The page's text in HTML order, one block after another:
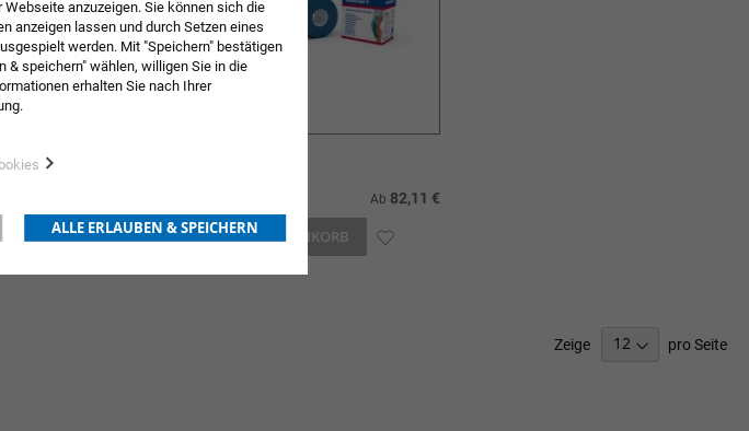
ZUR
WUNSCHLISTE
Ab 82,11 €
IN DEN WARENKORB
Zeige
pro Seite
anzuzeigen. Sie können sich die
anzeigen lassen und durch Setzen eines
werden. Mit "Speichern" bestätigen
& speichern" wählen, willigen Sie in die
erhalten Sie nach Ihrer
ALLE ERLAUBEN & SPEICHERN